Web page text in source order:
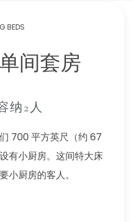
BEDS
间套房
纳2人
700 平方英尺（约 67
有小厨房。这间特大床
小厨房的客人。